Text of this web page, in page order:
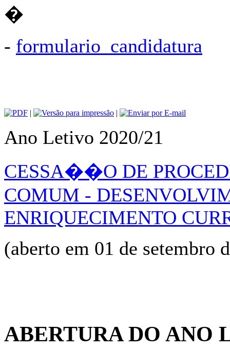
�
- formulario_candidatura
| |
Ano Letivo 2020/21
CESSA��O DE
COMUM -
ENRIQUECIMENTO
(aberto em 01 de setembro
ABERTURA DO ANO